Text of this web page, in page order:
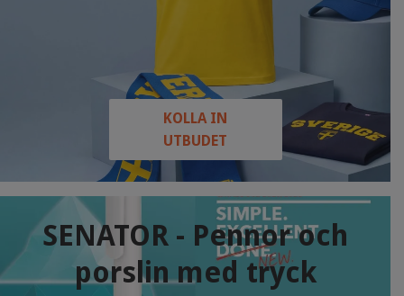
KOLLA IN
UTBUDET
SENATOR - Pennor och
porslin med tryck